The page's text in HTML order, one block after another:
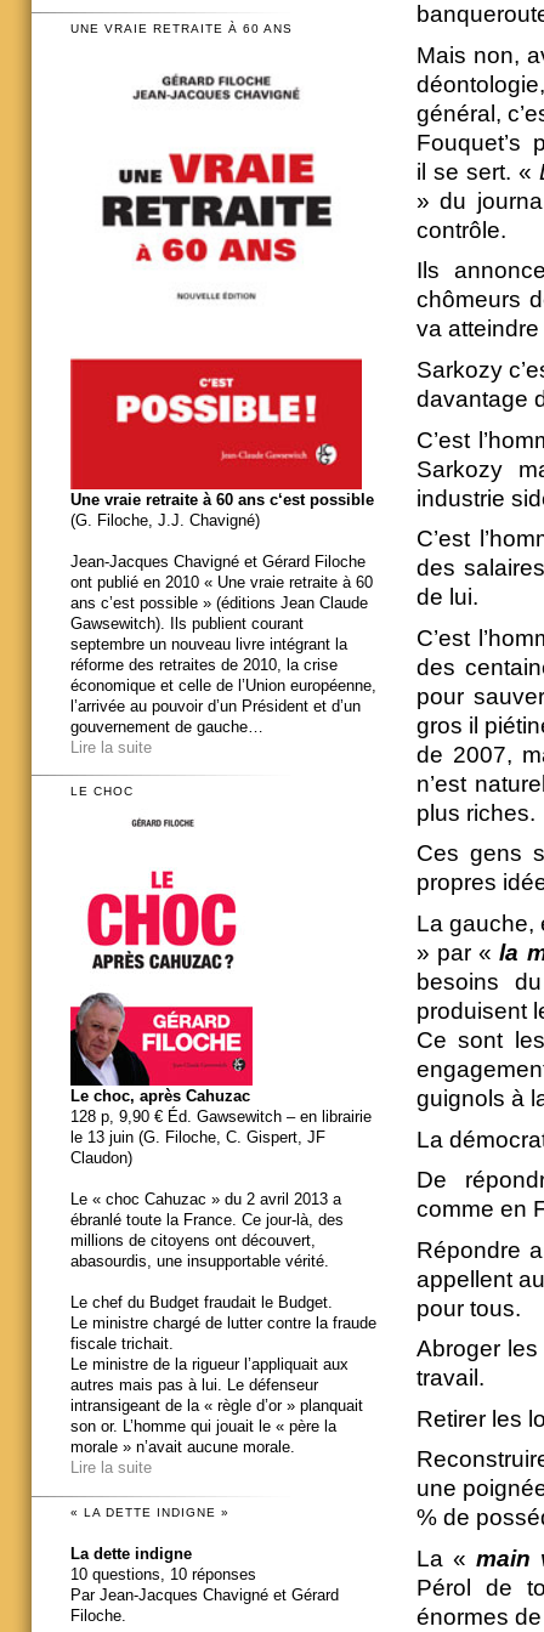
Mais non,
général,
Fouquet’s
il se sert. «
» du
contrôle.
Ils
chômeurs
va
Sarkozy
davantage
C’est
Sarkozy
industrie
C’est
des
de lui.
C’est
des
pour
gros il
de 2007,
n’est
plus riches.
Ces gens
propres
La gauche,
» par « la
besoins
produisent
Ce sont
guignols à
La
De
comme en
Répondre
appellent
pour tous.
Abroger
travail.
Retirer les
une
% de
La «main
Pérol de
énormes
UNE VRAIE RETRAITE À 60 ANS
Une vraie retraite à 60 ans c‘est possible
(G. Filoche, J.J. Chavigné)
Jean-Jacques Chavigné et Gérard Filoche
ont publié en 2010 « Une vraie retraite à 60
ans c’est possible » (éditions Jean Claude
Gawsewitch). Ils publient courant
septembre un nouveau livre intégrant la
réforme des retraites de 2010, la crise
économique et celle de l’Union européenne,
l’arrivée au pouvoir d’un Président et d’un
gouvernement de gauche…
Lire la suite
LE CHOC
Le choc, après Cahuzac
128 p, 9,90 € Éd. Gawsewitch – en librairie
le 13 juin (G. Filoche, C. Gispert, JF
Claudon)
Le « choc Cahuzac » du 2 avril 2013 a
ébranlé toute la France. Ce jour-là, des
millions de citoyens ont découvert,
abasourdis, une insupportable vérité.
Le chef du Budget fraudait le Budget.
Le ministre chargé de lutter contre la fraude
fiscale trichait.
Le ministre de la rigueur l’appliquait aux
autres mais pas à lui. Le défenseur
intransigeant de la « règle d’or » planquait
son or. L’homme qui jouait le « père la
morale » n’avait aucune morale.
Lire la suite
« LA DETTE INDIGNE »
La dette indigne
10 questions, 10 réponses
Par Jean-Jacques Chavigné et Gérard
Filoche.